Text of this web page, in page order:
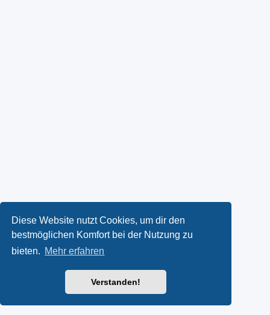
Diese Website nutzt Cookies, um dir den
bestmöglichen Komfort bei der Nutzung zu
bieten. Mehr erfahren
Verstanden!